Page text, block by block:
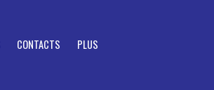
CONTACTS PLUS